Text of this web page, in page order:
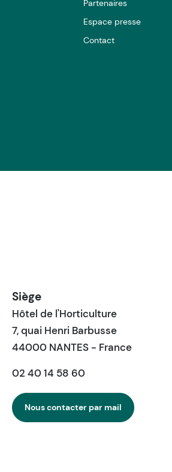
Partenaires
Espace presse
Contact
Siège
Hôtel de l'Horticulture
7, quai Henri Barbusse
44000 NANTES - France
02 40 14 58 60
Nous contacter par mail